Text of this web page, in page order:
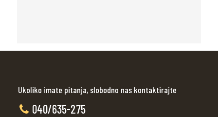
Ukoliko imate pitanja, slobodno nas kontaktirajte
040/635-275